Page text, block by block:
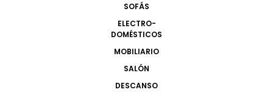
SOFÁS
ELECTRO-
DOMÉSTICOS
MOBILIARIO
SALÓN
DESCANSO